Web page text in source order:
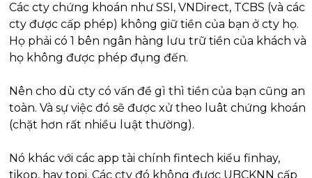
Các cty chứng khoán như SSI, VNDirect, TCBS (và các
cty được cấp phép) không giữ tiền của bạn ở cty họ.
Họ phải có 1 bên ngân hàng lưu trữ tiền của khách và
họ không được phép đụng đến.
Nên cho dù cty có vấn đề gì thì tiền của bạn cũng an
toàn. Và sự việc đó sẽ được xử theo luât chứng khoán
(chặt hơn rất nhiều luật thường).
Nó khác với các app tài chính fintech kiểu finhay,
tikop, hay topi. Các cty đó không được UBCKNN cấp